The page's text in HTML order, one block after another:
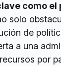
como el
solo
de
a una
por